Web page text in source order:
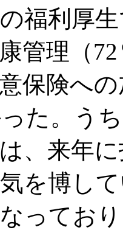
福利厚
康管理（
意保険へ
た。う
、来年
を博し
ってお